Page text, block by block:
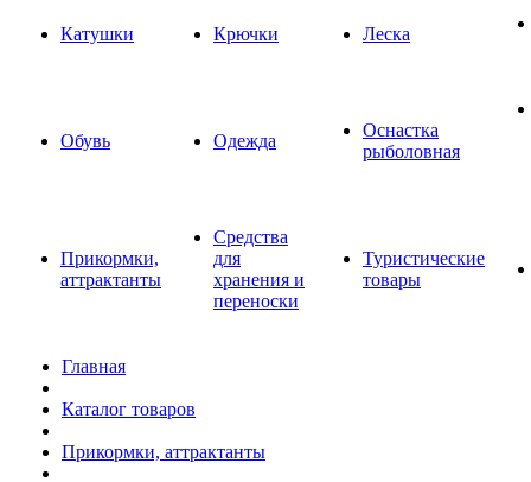
Катушки Крючки Леска
Обувь Одежда
Оснастка
рыболовная
Прикормки,
аттрактанты
Средства
для
хранения и
переноски
Туристические
товары
Главная
Каталог товаров
Прикормки, аттрактанты